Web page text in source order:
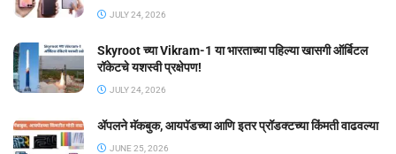
JULY 24, 2026
Skyroot च्या Vikram-1 या भारताच्या पहिल्या खासगी ऑर्बिटल
रॉकेटचे यशस्वी प्रक्षेपण!
JULY 24, 2026
ॲपलने मॅकबुक, आयपॅडच्या आणि इतर प्रॉडक्टच्या किंमती वाढवल्या
JUNE 25, 2026